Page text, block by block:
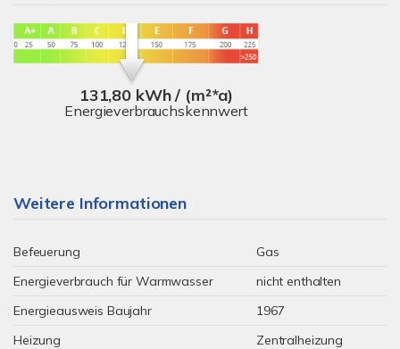
131,80 kWh / (m²*a)
Energieverbrauchskennwert
Weitere Informationen
Befeuerung
Gas
Energieverbrauch für Warmwasser
nicht enthalten
Energieausweis Baujahr
1967
Heizung
Zentralheizung